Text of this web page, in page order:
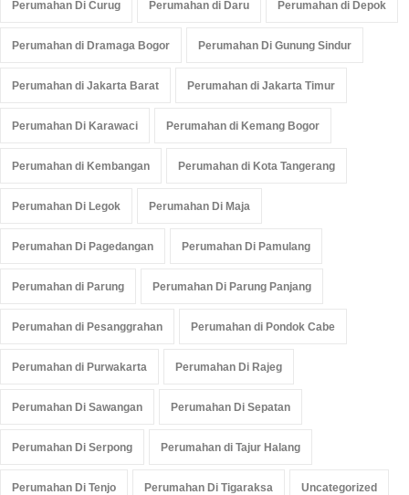
Perumahan Di Curug Perumahan di Daru Perumahan di Depok
Perumahan di Dramaga Bogor Perumahan Di Gunung Sindur
Perumahan di Jakarta Barat Perumahan di Jakarta Timur
Perumahan Di Karawaci Perumahan di Kemang Bogor
Perumahan di Kembangan Perumahan di Kota Tangerang
Perumahan Di Legok Perumahan Di Maja
Perumahan Di Pagedangan Perumahan Di Pamulang
Perumahan di Parung Perumahan Di Parung Panjang
Perumahan di Pesanggrahan Perumahan di Pondok Cabe
Perumahan di Purwakarta Perumahan Di Rajeg
Perumahan Di Sawangan Perumahan Di Sepatan
Perumahan Di Serpong Perumahan di Tajur Halang
Perumahan Di Tenjo Perumahan Di Tigaraksa Uncategorized